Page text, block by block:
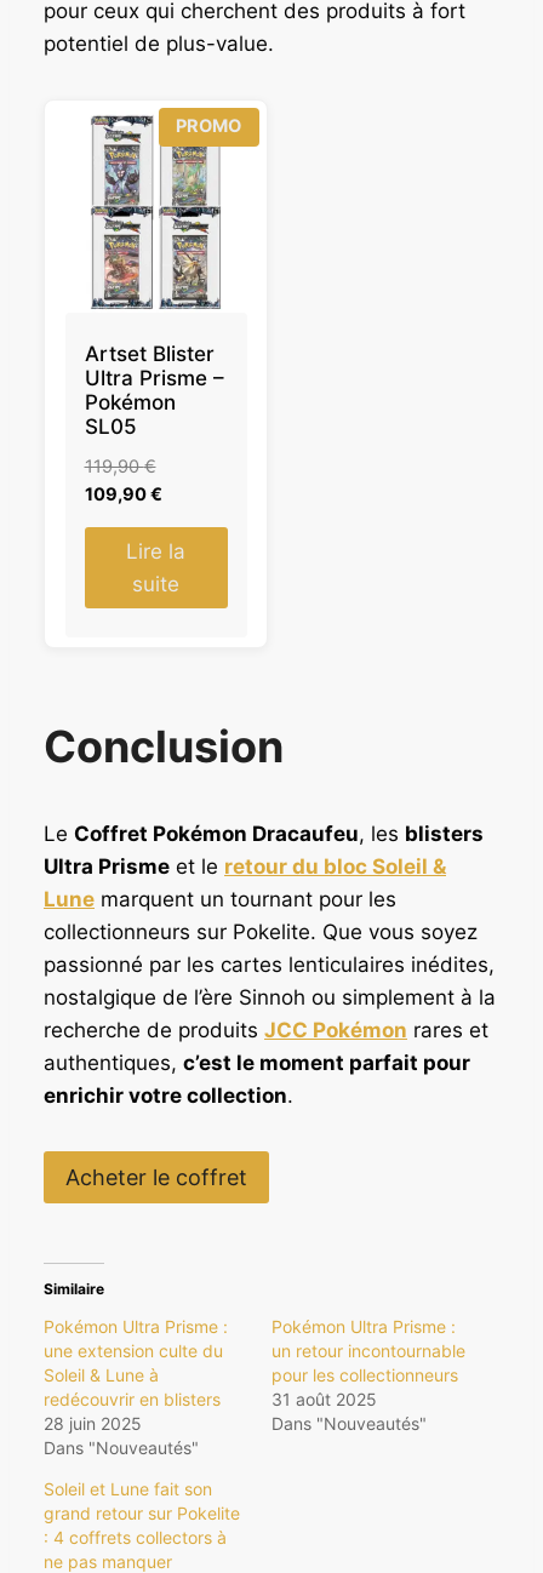
pour ceux qui cherchent des produits à fort
potentiel de plus-value.
PROMOP
R
Artset Blister
Ultra Prisme –
Pokémon
SL05
119,90€L
e
r
i
x
é
i
t
:
1
9
,
109,90€L
p
r
i
u
e
:
1
0
9
9
0
.
Lire la
suite
Conclusion
Le Coffret Pokémon Dracaufeu, les blisters
Ultra Prisme et le retour du bloc Soleil &
Lune marquent un tournant pour les
collectionneurs sur Pokelite. Que vous soyez
passionné par les cartes lenticulaires inédites,
nostalgique de l’ère Sinnoh ou simplement à la
recherche de produits JCC Pokémon rares et
authentiques, c’est le moment parfait pour
enrichir votre collection.
Acheter le coffret
Similaire
Pokémon Ultra Prisme :
une extension culte du
Soleil & Lune à
redécouvrir en blisters
28 juin 2025
Dans "Nouveautés"
Pokémon Ultra Prisme :
un retour incontournable
pour les collectionneurs
31 août 2025
Dans "Nouveautés"
Soleil et Lune fait son
grand retour sur Pokelite
: 4 coffrets collectors à
ne pas manquer